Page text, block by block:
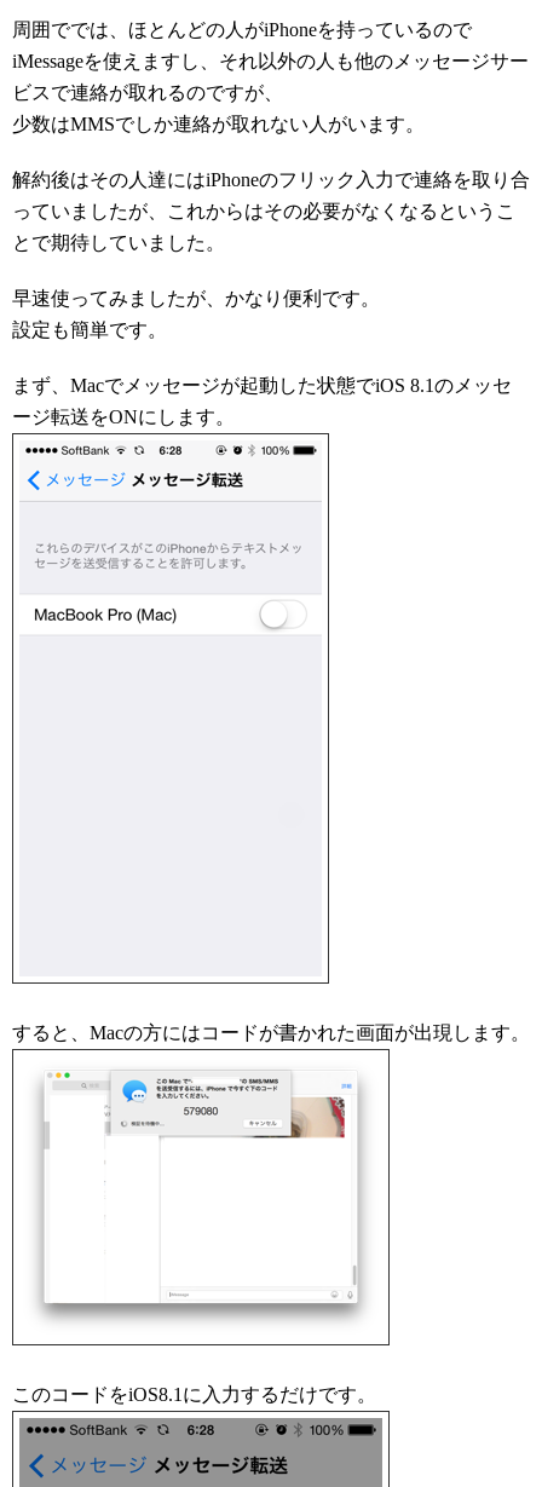
周囲ででは、ほとんどの人がiPhoneを持っているので
iMessageを使えますし、それ以外の人も他のメッセージサー
ビスで連絡が取れるのですが、
少数はMMSでしか連絡が取れない人がいます。
解約後はその人達にはiPhoneのフリック入力で連絡を取り合
っていましたが、これからはその必要がなくなるというこ
とで期待していました。
早速使ってみましたが、かなり便利です。
設定も簡単です。
まず、Macでメッセージが起動した状態でiOS 8.1のメッセ
ージ転送をONにします。
すると、Macの方にはコードが書かれた画面が出現します。
このコードをiOS8.1に入力するだけです。